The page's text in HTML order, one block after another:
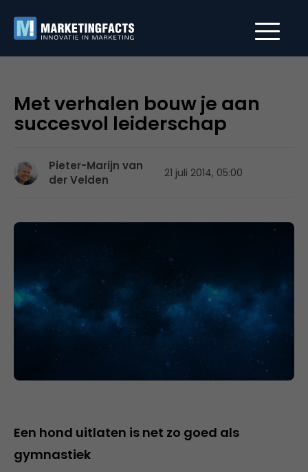
Met verhalen bouw je aan
succesvol leiderschap
Pieter-Marijn van
der Velden
21 juli 2014, 05:00
Een hond uitlaten is net zo goed als
gymnastiek